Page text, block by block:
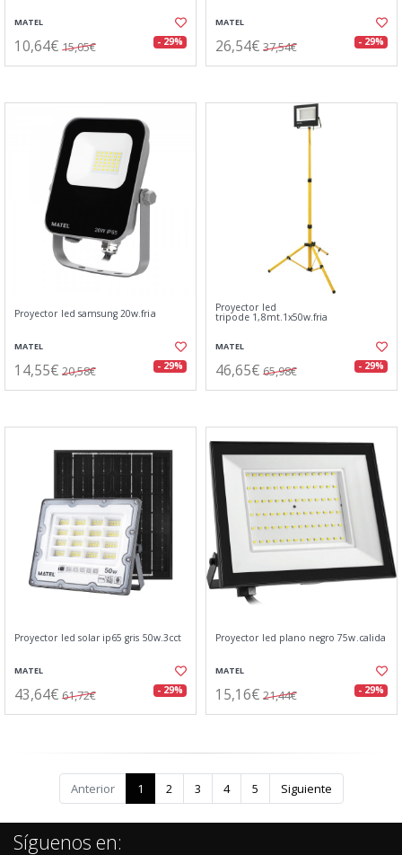
MATEL
10,64€ 15,05€ - 29%
MATEL
26,54€ 37,54€ - 29%
Proyector led samsung 20w.fria
MATEL
14,55€ 20,58€ - 29%
Proyector led
tripode 1,8mt.1x50w.fria
MATEL
46,65€ 65,98€ - 29%
Proyector led solar ip65 gris 50w.3cct
MATEL
43,64€ 61,72€ - 29%
Proyector led plano negro 75w.calida
MATEL
15,16€ 21,44€ - 29%
Anterior 1 2 3 4 5 Siguiente
Síguenos en: